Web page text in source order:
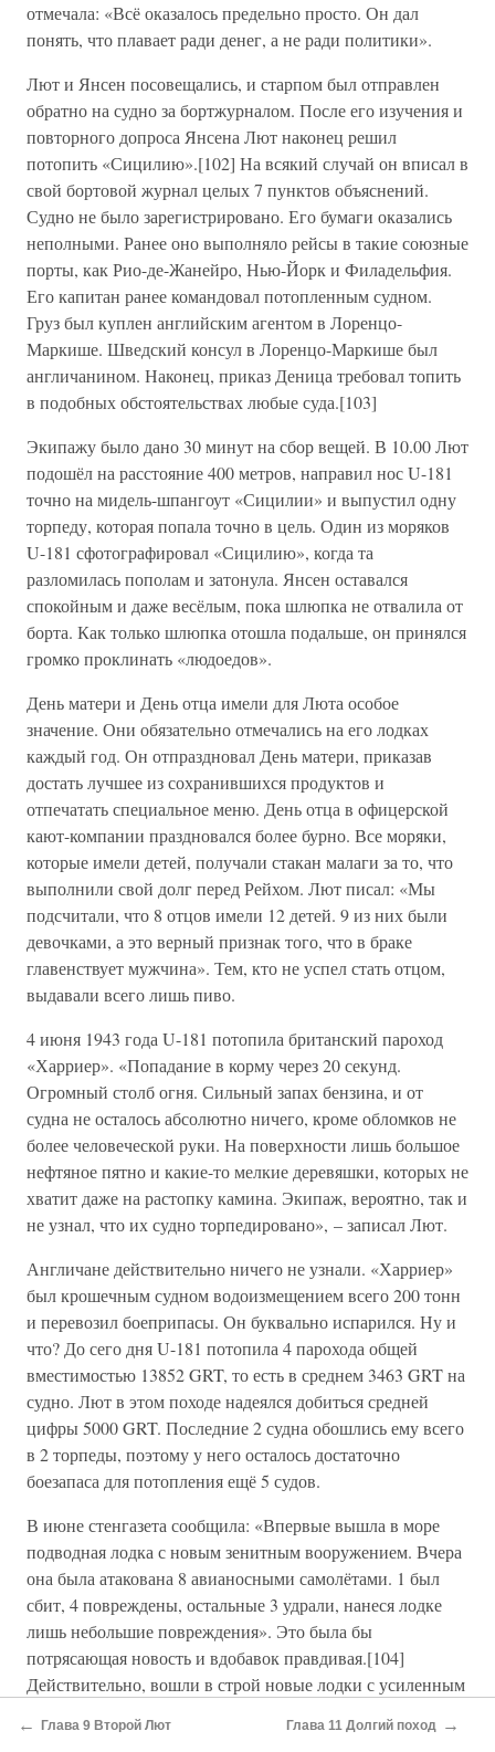
отмечала: «Всё оказалось предельно просто. Он дал
понять, что плавает ради денег, а не ради политики».
Лют и Янсен посовещались, и старпом был отправлен
обратно на судно за бортжурналом. После его изучения и
повторного допроса Янсена Лют наконец решил
потопить «Сицилию».[102] На всякий случай он вписал в
свой бортовой журнал целых 7 пунктов объяснений.
Судно не было зарегистрировано. Его бумаги оказались
неполными. Ранее оно выполняло рейсы в такие союзные
порты, как Рио-де-Жанейро, Нью-Йорк и Филадельфия.
Его капитан ранее командовал потопленным судном.
Груз был куплен английским агентом в Лоренцо-
Маркише. Шведский консул в Лоренцо-Маркише был
англичанином. Наконец, приказ Деница требовал топить
в подобных обстоятельствах любые суда.[103]
Экипажу было дано 30 минут на сбор вещей. В 10.00 Лют
подошёл на расстояние 400 метров, направил нос U-181
точно на мидель-шпангоут «Сицилии» и выпустил одну
торпеду, которая попала точно в цель. Один из моряков
U-181 сфотографировал «Сицилию», когда та
разломилась пополам и затонула. Янсен оставался
спокойным и даже весёлым, пока шлюпка не отвалила от
борта. Как только шлюпка отошла подальше, он принялся
громко проклинать «людоедов».
День матери и День отца имели для Люта особое
значение. Они обязательно отмечались на его лодках
каждый год. Он отпраздновал День матери, приказав
достать лучшее из сохранившихся продуктов и
отпечатать специальное меню. День отца в офицерской
кают-компании праздновался более бурно. Все моряки,
которые имели детей, получали стакан малаги за то, что
выполнили свой долг перед Рейхом. Лют писал: «Мы
подсчитали, что 8 отцов имели 12 детей. 9 из них были
девочками, а это верный признак того, что в браке
главенствует мужчина». Тем, кто не успел стать отцом,
выдавали всего лишь пиво.
4 июня 1943 года U-181 потопила британский пароход
«Харриер». «Попадание в корму через 20 секунд.
Огромный столб огня. Сильный запах бензина, и от
судна не осталось абсолютно ничего, кроме обломков не
более человеческой руки. На поверхности лишь большое
нефтяное пятно и какие-то мелкие деревяшки, которых не
хватит даже на растопку камина. Экипаж, вероятно, так и
не узнал, что их судно торпедировано», – записал Лют.
Англичане действительно ничего не узнали. «Харриер»
был крошечным судном водоизмещением всего 200 тонн
и перевозил боеприпасы. Он буквально испарился. Ну и
что? До сего дня U-181 потопила 4 парохода общей
вместимостью 13852 GRT, то есть в среднем 3463 GRT на
судно. Лют в этом походе надеялся добиться средней
цифры 5000 GRT. Последние 2 судна обошлись ему всего
в 2 торпеды, поэтому у него осталось достаточно
боезапаса для потопления ещё 5 судов.
В июне стенгазета сообщила: «Впервые вышла в море
подводная лодка с новым зенитным вооружением. Вчера
она была атакована 8 авианосными самолётами. 1 был
сбит, 4 повреждены, остальные 3 удрали, нанеся лодке
лишь небольшие повреждения». Это была бы
потрясающая новость и вдобавок правдивая.[104]
Действительно, вошли в строй новые лодки с усиленным
правды. Ситуация складывалась настолько плохая, что
← Глава 9 Второй Лют Глава 11 Долгий поход →